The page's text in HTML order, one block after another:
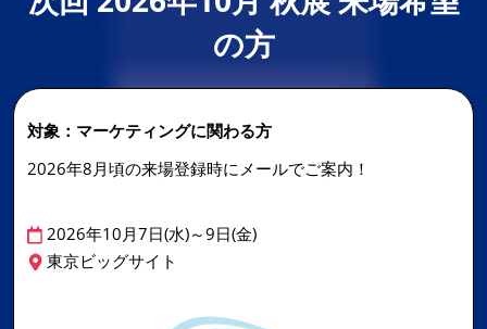
の方
対象：マーケティングに関わる方
2026年8月頃の来場登録時にメールでご案内！
2026年10月7日(水)～9日(金)
東京ビッグサイト